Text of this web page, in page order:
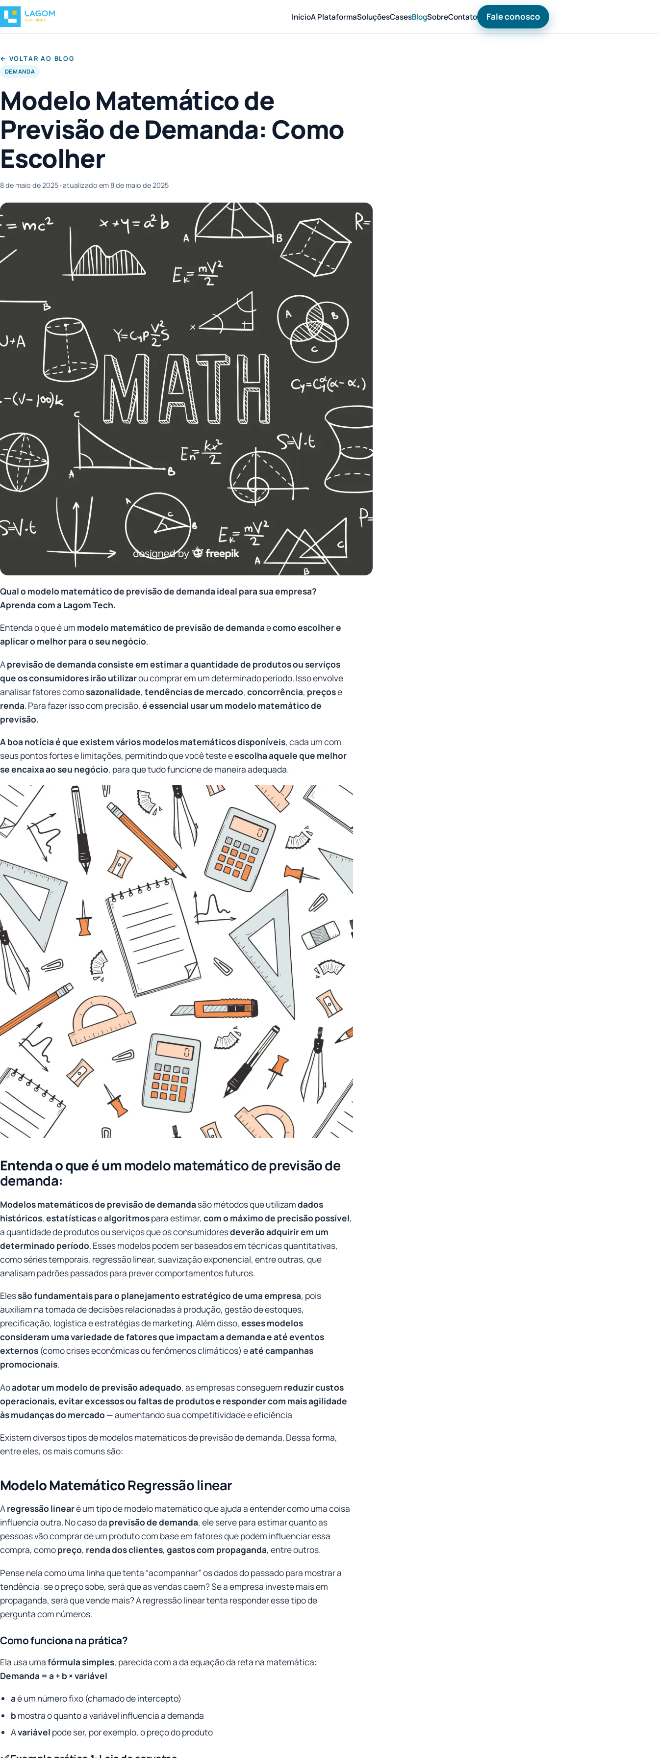
InícioA PlataformaSoluçõesCasesBlogSobreContato Fale conosco
← VOLTAR AO BLOG
DEMANDA
Modelo Matemático de
Previsão de Demanda: Como
Escolher
8 de maio de 2025 · atualizado em 8 de maio de 2025
Qual o modelo matemático de previsão de demanda ideal para sua empresa?
Aprenda com a Lagom Tech.
Entenda o que é um modelo matemático de previsão de demandaecomo escolher e
aplicar o melhor para o seu negócio.
Aprevisão de demanda consiste em estimar a quantidade de produtos ou serviços
que os consumidores irão utilizarou comprar em um determinado período. Isso envolve
analisar fatores comosazonalidade, tendências de mercado, concorrência, preçose
renda. Para fazer isso com precisão, é essencial usar um modelo matemático de
previsão.
A boa notícia é que existem vários modelos matemáticos disponíveis, cada um com
seus pontos fortes e limitações, permitindo que você teste eescolha aquele que melhor
se encaixa ao seu negócio, para que tudo funcione de maneira adequada.
Entenda o que é ummodelo matemático de previsão de
demanda:
Modelos matemáticos de previsão de demanda são métodos que utilizamdados
históricos, estatísticasealgoritmospara estimar, com o máximo de precisão possível,
a quantidade de produtos ou serviços que os consumidoresdeverão adquirir em um
determinado período. Esses modelos podem ser baseados em técnicas quantitativas,
como séries temporais, regressão linear, suavização exponencial, entre outras, que
analisam padrões passados para prever comportamentos futuros.
Elessão fundamentais para o planejamento estratégico de uma empresa, pois
auxiliam na tomada de decisões relacionadas à produção, gestão de estoques,
precificação, logística e estratégias de marketing. Além disso, esses modelos
consideram uma variedade de fatores que impactam a demanda e até eventos
externos (como crises econômicas ou fenômenos climáticos) eaté campanhas
promocionais.
Aoadotar um modelo de previsão adequado, as empresas conseguem reduzir custos
operacionais, evitar excessos ou faltas de produtos e responder com mais agilidade
às mudanças do mercado — aumentando sua competitividade e eficiência
Existem diversos tipos de modelos matemáticos de previsão de demanda. Dessa forma,
entre eles, os mais comuns são:
Modelo MatemáticoRegressão linear
Aregressão linearé um tipo de modelo matemático que ajuda a entender como uma coisa
influencia outra. No caso da previsão de demanda, ele serve para estimar quanto as
pessoas vão comprar de um produto com base em fatores que podem influenciar essa
compra, comopreço, renda dos clientes, gastos com propaganda, entre outros.
Pense nela como uma linha que tenta “acompanhar” os dados do passado para mostrar a
tendência: se o preço sobe, será que as vendas caem? Se a empresa investe mais em
propaganda, será que vende mais? A regressão linear tenta responder esse tipo de
pergunta com números.
Como funciona na prática?
Ela usa umafórmula simples, parecida com a da equação da reta na matemática:
Demanda = a + b × variável
aé um número fixo (chamado de intercepto)
b mostra o quanto a variável influencia a demanda
Avariável pode ser, por exemplo, o preço do produto